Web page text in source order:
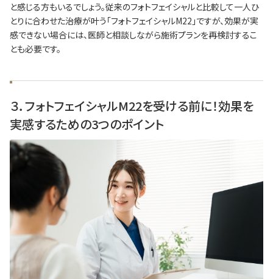
と感じる方もいるでしょう。従来のフォトフェイシャルと比較して一人ひ
とりに合わせた治療が叶う「フォトフェイシャルM22」ですが、効果が実
感できない場合には、医師と相談しながら施術プランを再検討するこ
とも必要です。
３．フォトフェイシャルM22を受ける前に！効果を
実感するための3つのポイント